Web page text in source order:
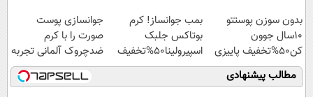
بدون سوزن پوستتو
10سال جوون
کن50%تخفیف پاییزی
بمب جوانساز! کرم
بوتاکس جلبک
اسپیرولینا50%تخفیف
جوانسازی پوست
صورت را با کرم
ضدچروک آلمانی تجربه
کنید!
مطالب پیشنهادی